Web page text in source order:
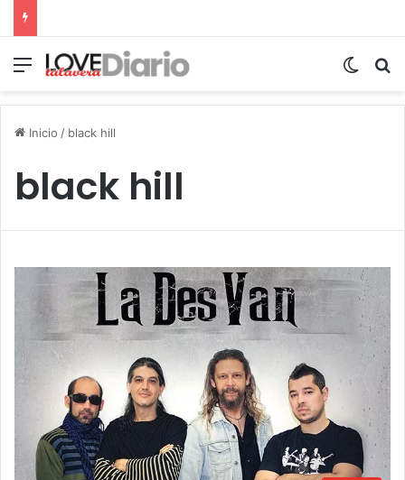
Menú
Inicio / black hill
black hill